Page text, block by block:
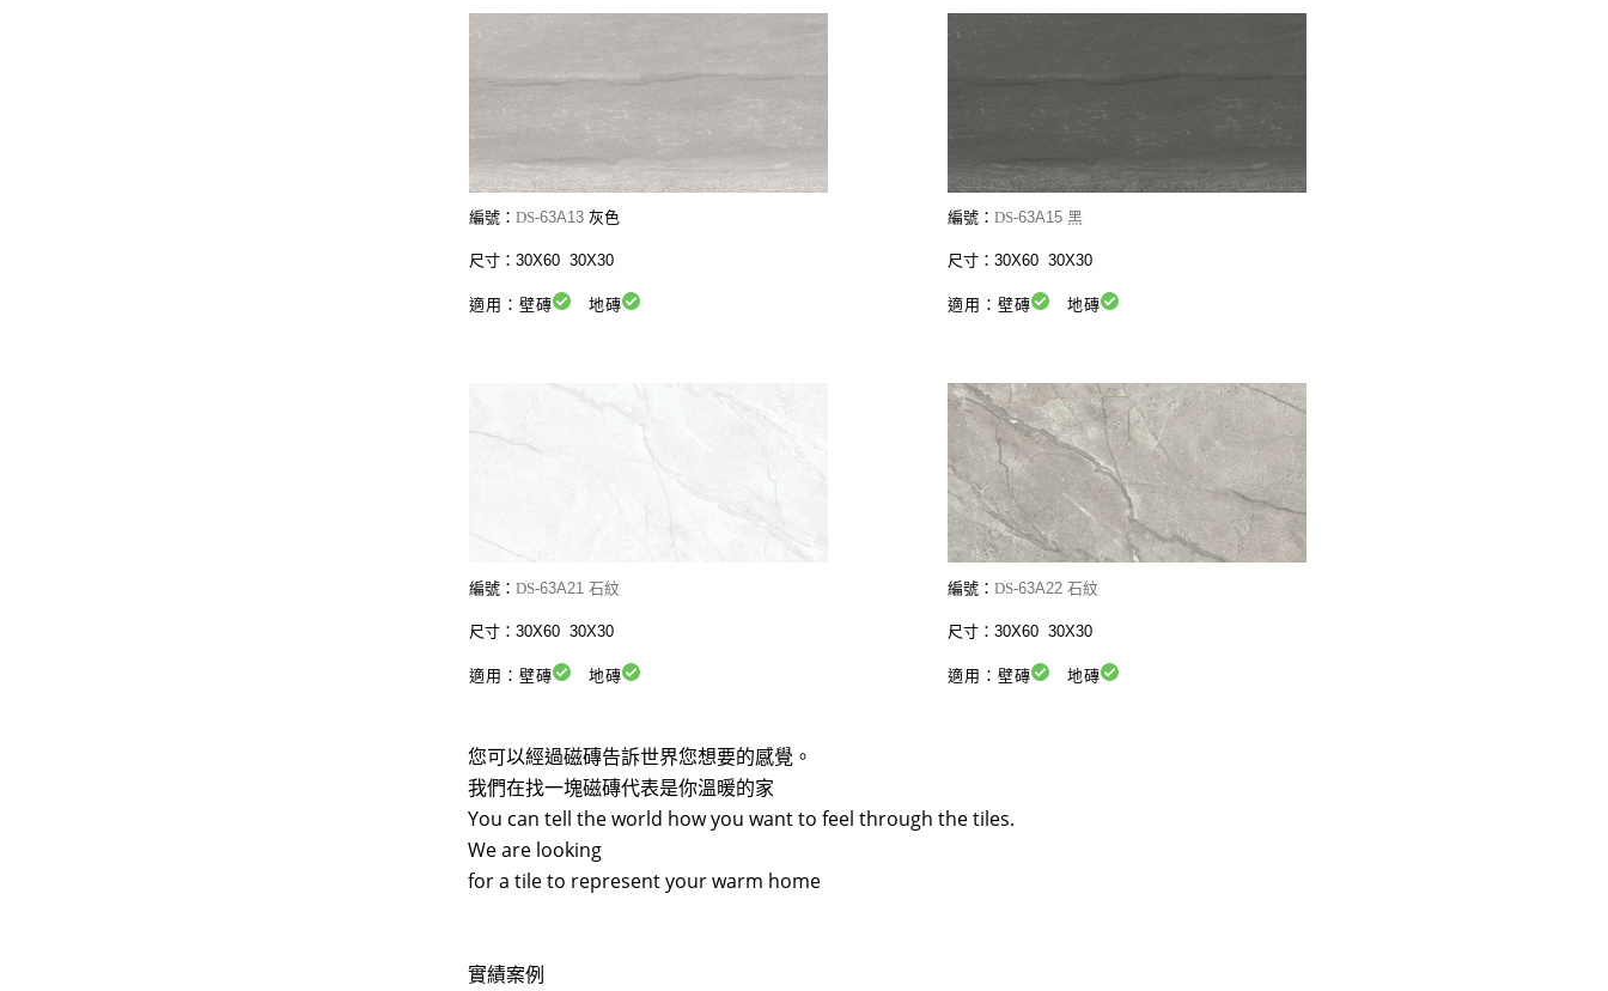
編號：DS-63A13灰色
尺寸：30X60 30X30
適用：壁磚 地磚
編號：DS-63A15 黑
尺寸：30X60 30X30
適用：壁磚 地磚
編號：DS-63A21 石紋
尺寸：30X60 30X30
適用：壁磚 地磚
編號：DS-63A22 石紋
尺寸：30X60 30X30
適用：壁磚 地磚
您可以經過磁磚告訴世界您想要的感覺。
我們在找一塊磁磚代表是你溫暖的家
You can tell the world how you want to feel through the tiles.
We are looking
for a tile to represent your warm home
實績案例